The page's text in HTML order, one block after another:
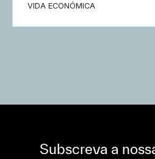
VIDA ECONÓMICA
Subscreva a